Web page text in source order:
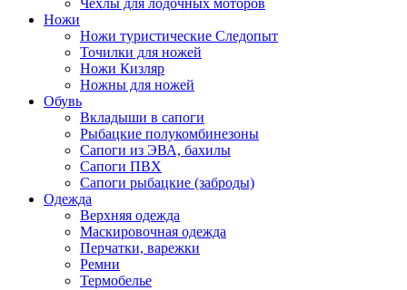
Чехлы для лодочных моторов
Ножи
Ножи туристические Следопыт
Точилки для ножей
Ножи Кизляр
Ножны для ножей
Обувь
Вкладыши в сапоги
Рыбацкие полукомбинезоны
Сапоги из ЭВА, бахилы
Сапоги ПВХ
Сапоги рыбацкие (заброды)
Одежда
Верхняя одежда
Маскировочная одежда
Перчатки, варежки
Ремни
Термобелье